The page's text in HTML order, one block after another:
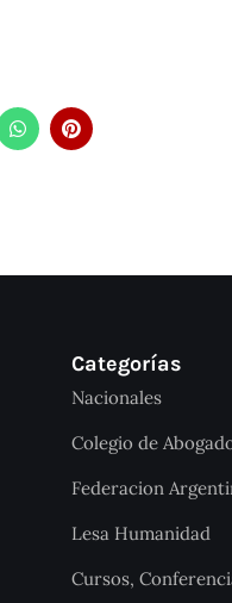
Categorías
Nacionales
Colegio de
Federacion
Lesa Humanidad
Cursos,